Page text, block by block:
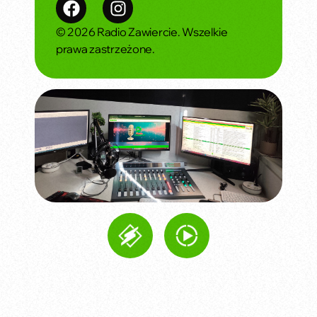
© 2026 Radio Zawiercie. Wszelkie
prawa zastrzeżone.